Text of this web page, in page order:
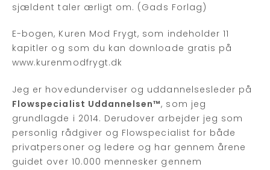
sjældent taler ærligt om. (Gads Forlag)
E-bogen, Kuren Mod Frygt, som indeholder 11
kapitler og som du kan downloade gratis på
www.kurenmodfrygt.dk
Jeg er hovedunderviser og uddannelsesleder på
Flowspecialist Uddannelsen™, som jeg
grundlagde i 2014. Derudover arbejder jeg som
personlig rådgiver og Flowspecialist for både
privatpersoner og ledere og har gennem årene
guidet over 10.000 mennesker gennem